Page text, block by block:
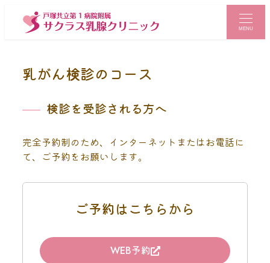
MENU
乳がん検診のコース
検診を受診される方へ
完全予約制のため、インターネットまたはお電話に
て、ご予約をお願いします。
ご予約はこちらから
WEB予約